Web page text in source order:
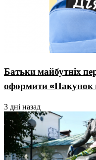
Батьки майбутніх
оформити
3 дні назад